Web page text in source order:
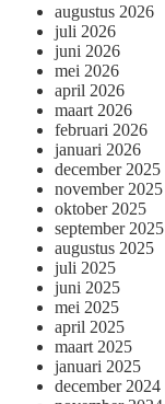
augustus 2026
juli 2026
juni 2026
mei 2026
april 2026
maart 2026
februari 2026
januari 2026
december 2025
november 2025
oktober 2025
september 2025
augustus 2025
juli 2025
juni 2025
mei 2025
april 2025
maart 2025
januari 2025
december 2024